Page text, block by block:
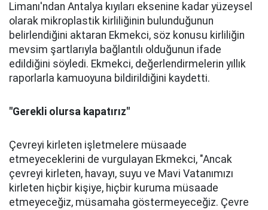
Limanı'ndan Antalya kıyıları eksenine kadar yüzeysel
olarak mikroplastik kirliliğinin bulunduğunun
belirlendiğini aktaran Ekmekci, söz konusu kirliliğin
mevsim şartlarıyla bağlantılı olduğunun ifade
edildiğini söyledi. Ekmekci, değerlendirmelerin yıllık
raporlarla kamuoyuna bildirildiğini kaydetti.
"Gerekli olursa kapatırız"
Çevreyi kirleten işletmelere müsaade
etmeyeceklerini de vurgulayan Ekmekci, "Ancak
çevreyi kirleten, havayı, suyu ve Mavi Vatanımızı
kirleten hiçbir kişiye, hiçbir kuruma müsaade
etmeyeceğiz, müsamaha göstermeyeceğiz. Çevre